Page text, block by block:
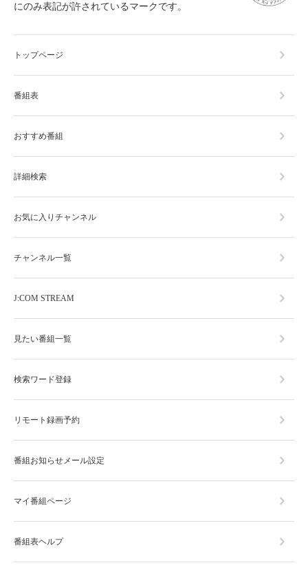
にのみ表記が許されているマークです。
トップページ
番組表
おすすめ番組
詳細検索
お気に入りチャンネル
チャンネル一覧
J:COM STREAM
見たい番組一覧
検索ワード登録
リモート録画予約
番組お知らせメール設定
マイ番組ページ
番組表ヘルプ